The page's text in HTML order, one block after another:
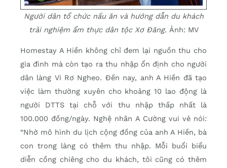
Người dân tổ chức nấu ăn và hướng dẫn du khách
trải nghiệm ẩm thực dân tộc Xơ Đăng. Ảnh: MV
Homestay A Hiền không chỉ đem lại nguồn thu cho
gia đình mà còn tạo ra thu nhập ổn định cho người
dân làng Vi Rơ Ngheo. Đến nay, anh A Hiền đã tạo
việc làm thường xuyên cho khoảng 10 lao động là
người DTTS tại chỗ với thu nhập thấp nhất là
100.000 đồng/ngày. Nghệ nhân A Cường vui vẻ nói:
“Nhờ mô hình du lịch cộng đồng của anh A Hiền, bà
con trong làng có thêm thu nhập. Mỗi buổi biểu
diễn cồng chiêng cho du khách, tôi cũng có thêm